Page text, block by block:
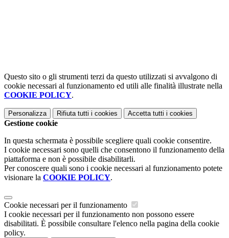
Questo sito o gli strumenti terzi da questo utilizzati si avvalgono di
cookie necessari al funzionamento ed utili alle finalità illustrate nella
COOKIE POLICY.
Personalizza Rifiuta tutti i cookies Accetta tutti i cookies
Gestione cookie
In questa schermata è possibile scegliere quali cookie consentire.
I cookie necessari sono quelli che consentono il funzionamento della
piattaforma e non è possibile disabilitarli.
Per conoscere quali sono i cookie necessari al funzionamento potete
visionare la COOKIE POLICY.
Cookie necessari per il funzionamento
I cookie necessari per il funzionamento non possono essere
disabilitati. È possibile consultare l'elenco nella pagina della cookie
policy.